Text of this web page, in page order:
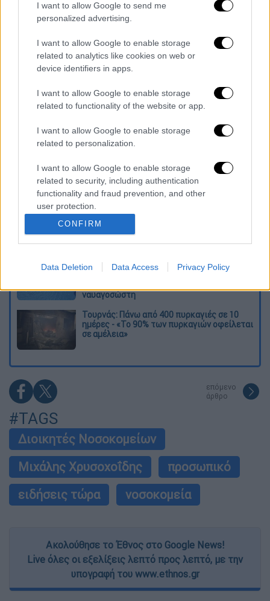
I want to allow Google to send me
personalized advertising.
I want to allow Google to enable storage
related to analytics like cookies on web or
device identifiers in apps.
I want to allow Google to enable storage
related to functionality of the website or app.
I want to allow Google to enable storage
related to personalization.
I want to allow Google to enable storage
related to security, including authentication
functionality and fraud prevention, and other
user protection.
CONFIRM
Data Deletion Data Access Privacy Policy
καταχώρηση
Διαβάστε ακόμη
O στρατηγός ήταν σχιζοφρενής, εμμονικός,
πλησίαζε τα 75 όταν τον αντάμωσε η δόξα –
Εκείνος που άλλαξε την πορεία της
Ιστορίας!
Ελισάβετ Κωνσταντινίδου στο ethnos.gr:
«Κάθε πόλεμος είναι ένας εμφύλιος, όλοι
είμαστε αδέλφια»
Στον εισαγγελέα ο ιδιοκτήτης του beach
bar για τον θάνατο του 4χρονου στην Πάρο -
ναυαγοσώστη
Τουρνάς: Πάνω από 400 πυρκαγιές σε 10
ημέρες - «Το 90% των πυρκαγιών οφείλεται
σε αμέλεια»
επόμενο
άρθρο
#TAGS
Διοικητές Νοσοκομείων
Μιχάλης Χρυσοχοΐδης
προσωπικό
ειδήσεις τώρα
νοσοκομεία
Ακολούθησε το Έθνος στο Google News!
Live όλες οι εξελίξεις λεπτό προς λεπτό, με την
υπογραφή του www.ethnos.gr